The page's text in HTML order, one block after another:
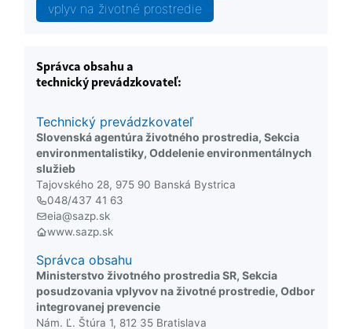
vplyv na životné prostredie
Správca obsahu a
technický prevádzkovateľ:
Technický prevádzkovateľ
Slovenská agentúra životného prostredia, Sekcia
environmentalistiky, Oddelenie environmentálnych
služieb
Tajovského 28, 975 90 Banská Bystrica
048/437 41 63
eia@sazp.sk
www.sazp.sk
Správca obsahu
Ministerstvo životného prostredia SR, Sekcia
posudzovania vplyvov na životné prostredie, Odbor
integrovanej prevencie
Nám. Ľ. Štúra 1, 812 35 Bratislava